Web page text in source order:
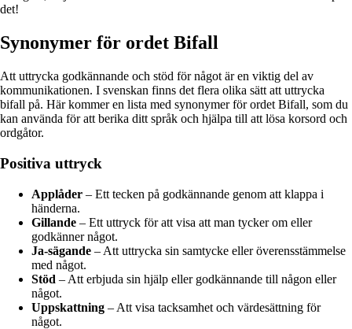
det!
Synonymer för ordet Bifall
Att uttrycka godkännande och stöd för något är en viktig del av
kommunikationen. I svenskan finns det flera olika sätt att uttrycka
bifall på. Här kommer en lista med synonymer för ordet Bifall, som du
kan använda för att berika ditt språk och hjälpa till att lösa korsord och
ordgåtor.
Positiva uttryck
Applåder – Ett tecken på godkännande genom att klappa i
händerna.
Gillande – Ett uttryck för att visa att man tycker om eller
godkänner något.
Ja-sägande – Att uttrycka sin samtycke eller överensstämmelse
med något.
Stöd – Att erbjuda sin hjälp eller godkännande till någon eller
något.
Uppskattning – Att visa tacksamhet och värdesättning för
något.